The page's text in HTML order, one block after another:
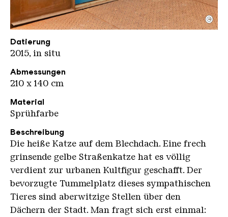
M.Chat
Copyright: Weltkulturerbe Völklinger Hütte /
©
Datierung
2015, in situ
Abmessungen
210 x 140 cm
Material
Sprühfarbe
Beschreibung
Die heiße Katze auf dem Blechdach. Eine frech
grinsende gelbe Straßenkatze hat es völlig
verdient zur urbanen Kultfigur geschafft. Der
bevorzugte Tummelplatz dieses sympathischen
Tieres sind aberwitzige Stellen über den
Dächern der Stadt. Man fragt sich erst einmal: